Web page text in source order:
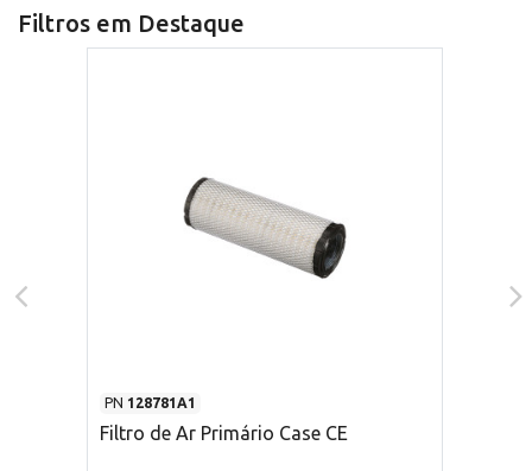
Filtros em Destaque
PN 128781A1
Filtro de Ar Primário Case CE